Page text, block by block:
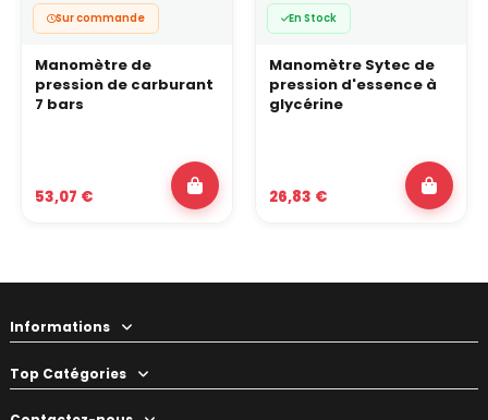
Sur commande
Manomètre de
pression de carburant
7 bars
53,07 €
En Stock
Manomètre Sytec de
pression d'essence à
glycérine
26,83 €
Informations
Top Catégories